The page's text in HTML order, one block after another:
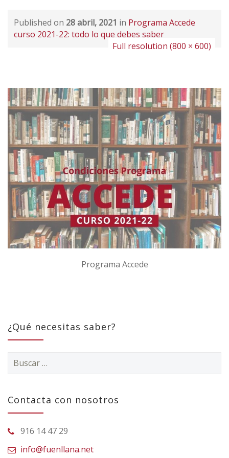
Published on 28 abril, 2021 in Programa Accede
curso 2021-22: todo lo que debes saber
Full resolution (800 × 600)
Programa Accede
¿Qué necesitas saber?
Buscar:
Contacta con nosotros
916 14 47 29
info@fuenllana.net